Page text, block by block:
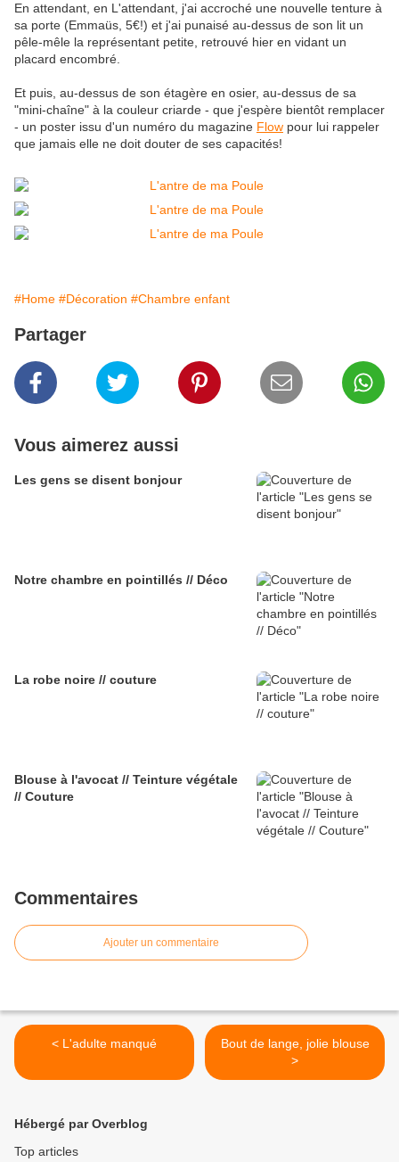
En attendant, en L'attendant, j'ai accroché une nouvelle tenture à
sa porte (Emmaüs, 5€!) et j'ai punaisé au-dessus de son lit un
pêle-mêle la représentant petite, retrouvé hier en vidant un
placard encombré.
Et puis, au-dessus de son étagère en osier, au-dessus de sa
"mini-chaîne" à la couleur criarde - que j'espère bientôt remplacer
- un poster issu d'un numéro du magazine Flow pour lui rappeler
que jamais elle ne doit douter de ses capacités!
#Home #Décoration #Chambre enfant
Partager
Vous aimerez aussi
Les gens se disent bonjour
Notre chambre en pointillés // Déco
La robe noire // couture
Blouse à l'avocat // Teinture végétale
// Couture
Commentaires
Ajouter un commentaire
< L'adulte manqué
Bout de lange, jolie blouse
>
Hébergé par Overblog
Top articles